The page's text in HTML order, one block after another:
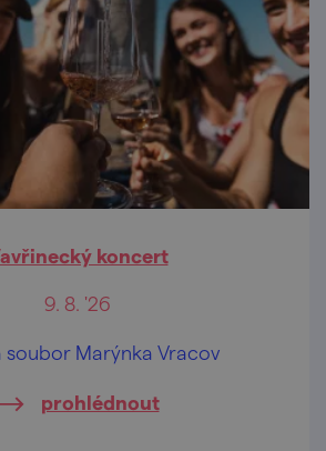
koncert
9. 8. '26
soubor Marýnka Vracov
prohlédnout